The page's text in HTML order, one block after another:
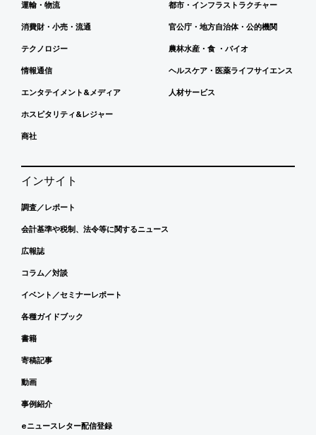
運輸・物流
消費財・小売・流通
テクノロジー
情報通信
エンタテイメント&メディア
ホスピタリティ&レジャー
商社
都市・インフラストラクチャー
官公庁・地方自治体・公的機関
農林水産・食 ・バイオ
ヘルスケア・医薬ライフサイエンス
人材サービス
インサイト
調査／レポート
会計基準や税制、法令等に関するニュース
広報誌
コラム／対談
イベント／セミナーレポート
各種ガイドブック
書籍
寄稿記事
動画
事例紹介
eニュースレター配信登録